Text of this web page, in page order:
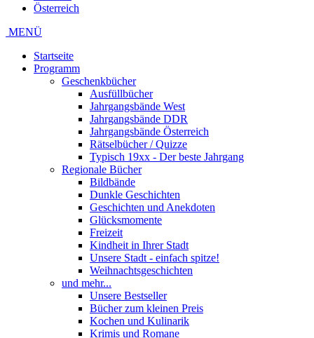
Österreich
MENÜ
Startseite
Programm
Geschenkbücher
Ausfüllbücher
Jahrgangsbände West
Jahrgangsbände DDR
Jahrgangsbände Österreich
Rätselbücher / Quizze
Typisch 19xx - Der beste Jahrgang
Regionale Bücher
Bildbände
Dunkle Geschichten
Geschichten und Anekdoten
Glücksmomente
Freizeit
Kindheit in Ihrer Stadt
Unsere Stadt - einfach spitze!
Weihnachtsgeschichten
und mehr...
Unsere Bestseller
Bücher zum kleinen Preis
Kochen und Kulinarik
Krimis und Romane